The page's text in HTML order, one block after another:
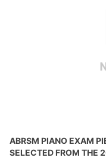
ABRSM PIANO EXAM
SELECTED FROM THE